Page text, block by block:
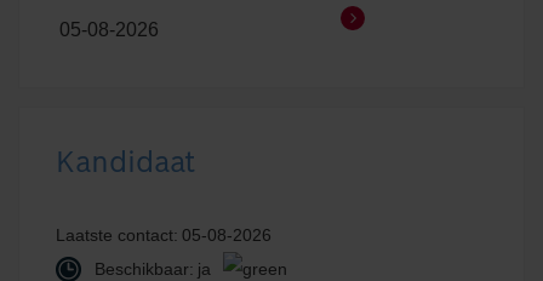
05-08-2026
Kandidaat
Laatste contact: 05-08-2026
Beschikbaar: ja